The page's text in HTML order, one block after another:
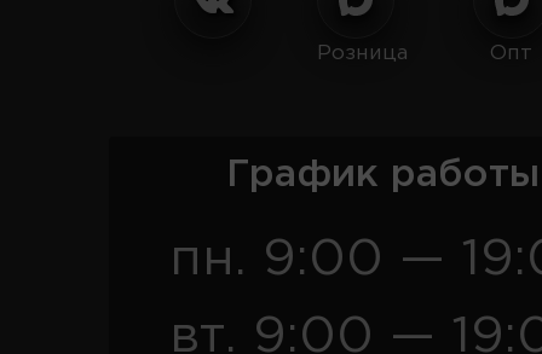
Розница Опт
График
пн. 9:00 —
вт. 9:00 —